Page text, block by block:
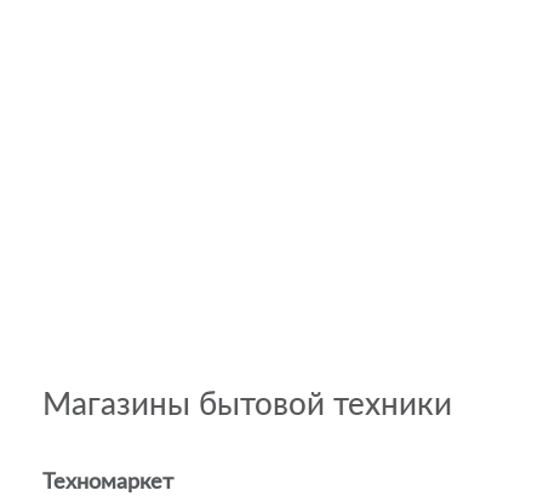
Магазины бытовой техники
Техномаркет